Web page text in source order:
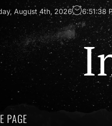
August 4th, 2026 6:51:39
PAGE